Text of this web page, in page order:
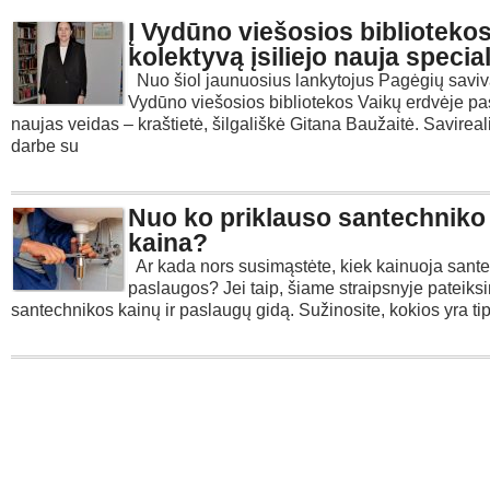
Į Vydūno viešosios
kolektyvą įsiliejo nauja
Nuo šiol jaunuosius lankytojus Pagėgių
Vydūno viešosios bibliotekos Vaikų erdvėje
naujas veidas – kraštietė, šilgališkė Gitana Baužaitė.
darbe su
Nuo ko priklauso
kaina?
Ar kada nors susimąstėte, kiek kainuoja
paslaugos? Jei taip, šiame straipsnyje
santechnikos kainų ir paslaugų gidą. Sužinosite, kokios yra